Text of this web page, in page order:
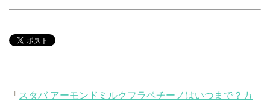
「 スタバ アーモンドミルクフラペチーノはいつまで？カ